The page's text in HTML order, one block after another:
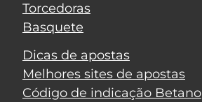
Torcedoras
Basquete
Dicas de apostas
Melhores sites de apostas
Código de indicação Betano